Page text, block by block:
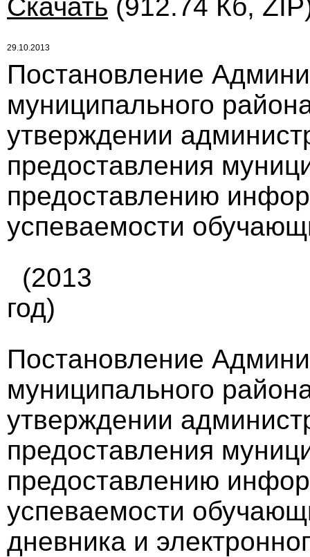
Скачать (912.74 Кб,
29.10.2013
Постановление
муниципального
утверждении
предоставления
предоставлению
успеваемости
(2013
год)
Постановление
муниципального
утверждении
предоставления
предоставлению
успеваемости
дневника и